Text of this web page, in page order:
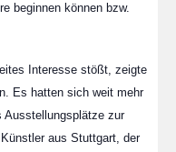
beginnen können bzw.
Interesse stößt, zeigte
Es hatten sich weit mehr
Ausstellungsplätze zur
aus Stuttgart, der